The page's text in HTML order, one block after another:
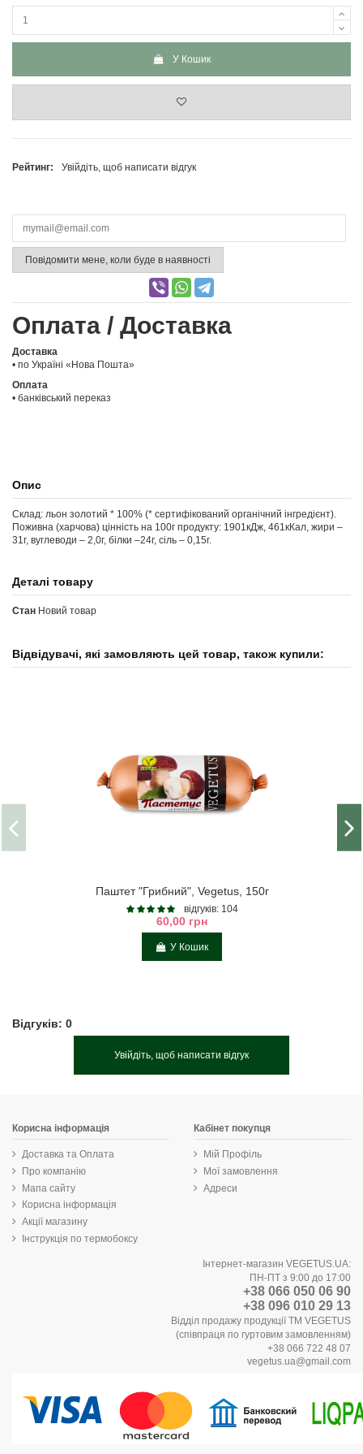
У Кошик
Рейтинг: Увійдіть, щоб написати відгук
Повідомити мене, коли буде в наявності
Оплата / Доставка
Доставка
• по Україні «Нова Пошта»
Оплата
• банківський переказ
Опис
Склад: льон золотий * 100% (* сертифікований органічний інгредієнт).
Поживна (харчова) цінність на 100г продукту: 1901кДж, 461кКал, жири –
31г, вуглеводи – 2,0г, білки –24г, сіль – 0,15г.
Деталі товару
Стан Новий товар
Відвідувачі, які замовляють цей товар, також купили:
Паштет "Грибний", Vegetus, 150г
відгуків: 104
60,00 грн
У Кошик
Відгуків: 0
Увійдіть, щоб написати відгук
Корисна інформація
Доставка та Оплата
Про компанію
Мапа сайту
Корисна інформація
Акції магазину
Інструкція по термобоксу
Кабінет покупця
Мій Профіль
Мої замовлення
Адреси
Інтернет-магазин VEGETUS.UA:
ПН-ПТ з 9:00 до 17:00
+38 066 050 06 90
+38 096 010 29 13
Відділ продажу продукції ТМ VEGETUS
(співпраця по гуртовим замовленням)
+38 066 722 48 07
vegetus.ua@gmail.com